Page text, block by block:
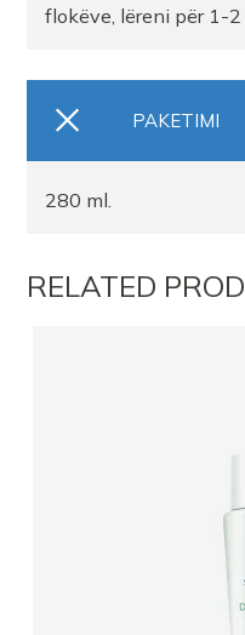
flokëve, lëreni për 1-
PAKETIMI
280 ml.
RELATED